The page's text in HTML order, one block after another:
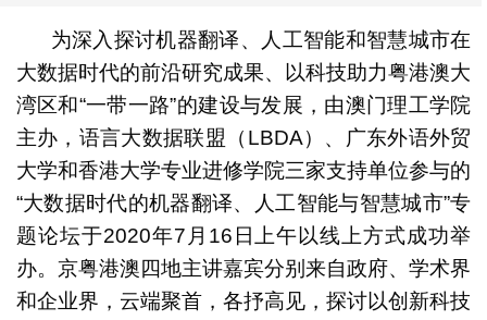
为深入探讨机器翻译、人工智能和智慧城市在
大数据时代的前沿研究成果、以科技助力粤港澳大
湾区和“一带一路”的建设与发展，由澳门理工学院
主办，语言大数据联盟（LBDA）、广东外语外贸
大学和香港大学专业进修学院三家支持单位参与的
“大数据时代的机器翻译、人工智能与智慧城市”专
题论坛于2020年7月16日上午以线上方式成功举
办。京粤港澳四地主讲嘉宾分别来自政府、学术界
和企业界，云端聚首，各抒高见，探讨以创新科技